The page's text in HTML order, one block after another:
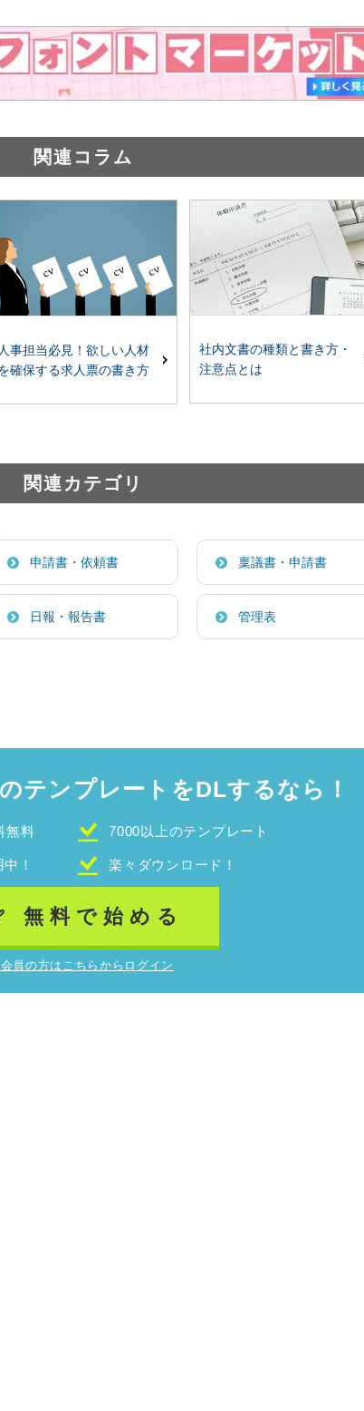
関連コラム
人事担当必見！欲しい人材
確保する求人票の書き方
社内文書の種類と書き方・
注意点とは
関連カテゴリ
申請書・依頼書 稟議書・申請書
日報・報告書 管理表
テンプレートをDLするなら！
無料 7000以上のテンプレート
！ 楽々ダウンロード！
無料で始める
員の方はこちらからログイン